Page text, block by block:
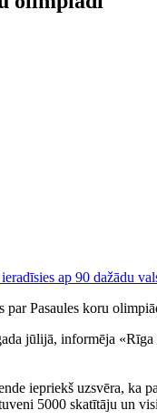
par Pasaules koru
jūlijā, informēja
iepriekš uzsvēra, ka
5000 skatītāju un